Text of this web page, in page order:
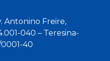
Antonino Freire,
040 – Teresina-
0001-40